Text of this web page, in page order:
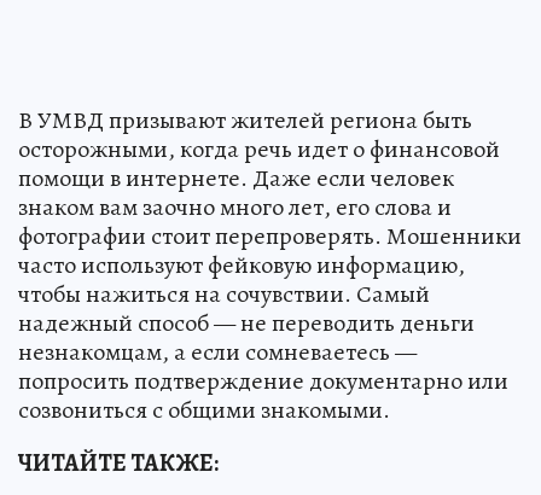
В УМВД призывают жителей региона быть
осторожными, когда речь идет о финансовой
помощи в интернете. Даже если человек
знаком вам заочно много лет, его слова и
фотографии стоит перепроверять. Мошенники
часто используют фейковую информацию,
чтобы нажиться на сочувствии. Самый
надежный способ — не переводить деньги
незнакомцам, а если сомневаетесь —
попросить подтверждение документарно или
созвониться с общими знакомыми.
ЧИТАЙТЕ ТАКЖЕ: